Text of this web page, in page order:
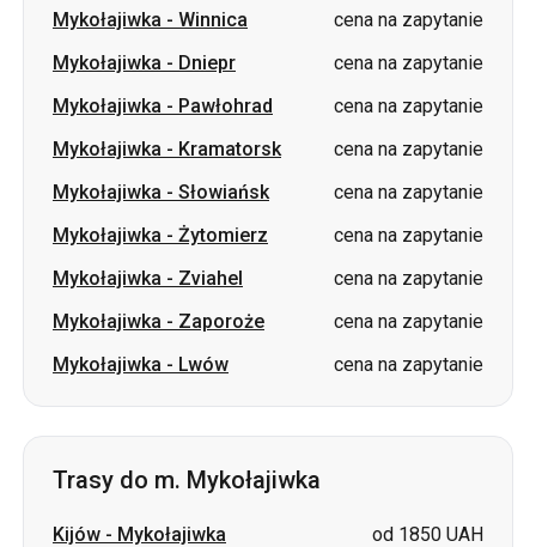
Mykołajiwka - Winnica
cena na zapytanie
Mykołajiwka - Dniepr
cena na zapytanie
Mykołajiwka - Pawłohrad
cena na zapytanie
Mykołajiwka - Kramatorsk
cena na zapytanie
Mykołajiwka - Słowiańsk
cena na zapytanie
Mykołajiwka - Żytomierz
cena na zapytanie
Mykołajiwka - Zviahel
cena na zapytanie
Mykołajiwka - Zaporoże
cena na zapytanie
Mykołajiwka - Lwów cena na zapytanie
Trasy do m. Mykołajiwka
Kijów - Mykołajiwka
od 1850 UAH